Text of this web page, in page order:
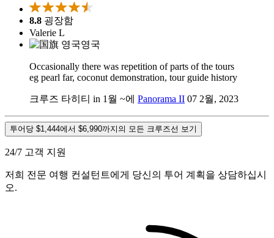
8.8 굉장함
Valerie L
영국
Occasionally there was repetition of parts of the tours
eg pearl far, coconut demonstration, tour guide history
크루즈 타히티 in 1월 ~에 Panorama II 07 2월, 2023
투어당 $1,444에서 $6,990까지의 모든 크루즈선 보기
24/7 고객 지원
저희 전문 여행 컨설턴트에게 당신의 투어 계획을 상담하십시
오.